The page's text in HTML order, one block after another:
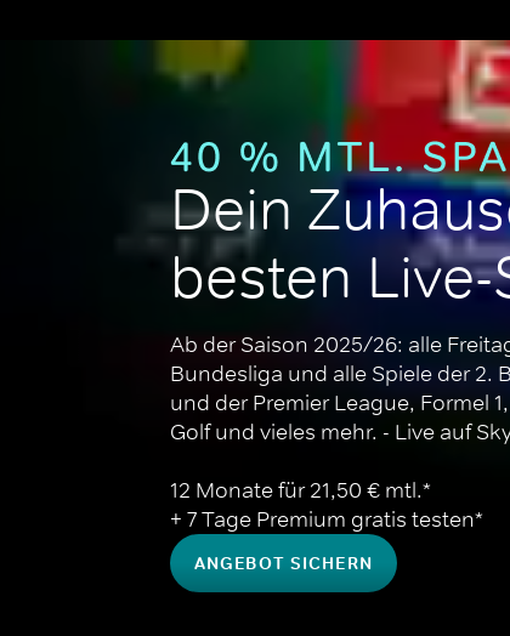
Dein
besten
Ab der Saison 2025/26: alle
Bundesliga und alle Spiele der 2.
und der Premier League, Formel
Golf und vieles mehr. - Live auf
12 Monate für 21,50 € mtl.*
+ 7 Tage Premium gratis testen*
ANGEBOT SICHERN